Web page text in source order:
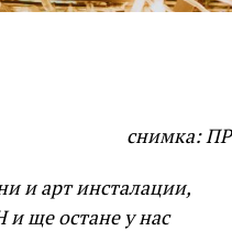
снимка: ПР
и арт инсталации,
и ще остане у нас